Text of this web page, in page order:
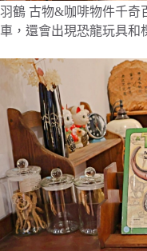
羽鶴 古物&咖啡物件千奇
車，還會出現恐龍玩具和